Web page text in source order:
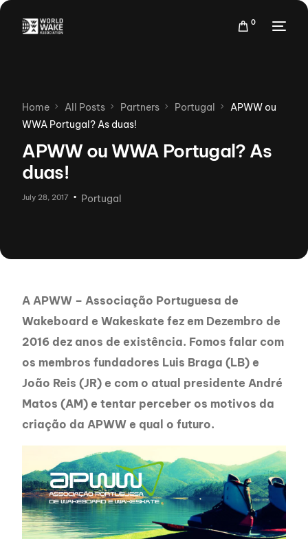
0
Home All Posts Partners Portugal
APWW ou
WWA Portugal? As duas!
APWW ou WWA Portugal? As
duas!
July 28, 2017 Portugal
A APWW – Associação Portuguesa de
Wakeboard e Wakeskate fez em Dezembro de
2016 dez anos de existência. Fomos falar com
os membros fundadores Luis Braga (LB) e
João Reis (JR) e com o atual presidente André
Matos (AM) e tentar perceber os motivos da
criação da APWW e qual o futuro.